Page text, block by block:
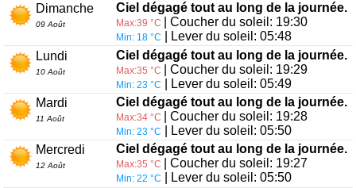
Dimanche
09 Août
Ciel dégagé tout au long de la journée.
Max:39 °C | Coucher du soleil: 19:30
Min: 18 °C
| Lever du soleil: 05:48
Lundi
10 Août
Ciel dégagé tout au long de la journée.
Max:35 °C | Coucher du soleil: 19:29
Min: 23 °C
| Lever du soleil: 05:49
Mardi
11 Août
Ciel dégagé tout au long de la journée.
Max:34 °C | Coucher du soleil: 19:28
Min: 23 °C
| Lever du soleil: 05:50
Mercredi
12 Août
Ciel dégagé tout au long de la journée.
Max:35 °C | Coucher du soleil: 19:27
Min: 22 °C
| Lever du soleil: 05:50